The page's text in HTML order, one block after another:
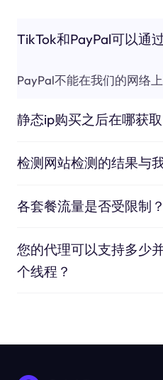
TikTok和PayPal可以通
PayPal不能在我们的网络上
静态ip购买之后在哪获取
检测网站检测的结果与
各套餐流量是否受限制？
您的代理可以支持多少
个线程？